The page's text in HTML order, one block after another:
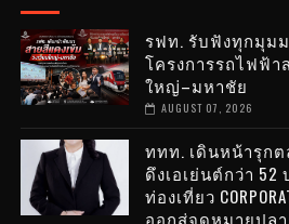
รฟท. รับฟังทุกมุม
โครงการรถไฟฟ้า
ใหญ่–มหาชัย
AUGUST 07, 2026
ททท. เดินหน้ารุกตลา
ดึงเอเย่นต์กว่า
ท่องเที่ยว
ออกสู่จุดหมายปล